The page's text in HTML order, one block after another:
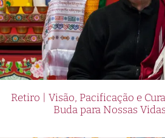
Retiro | Visão, Pacificação e
Buda para Nossas